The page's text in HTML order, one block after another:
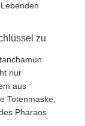
zu
nur
aus
Totenmaske,
Pharaos